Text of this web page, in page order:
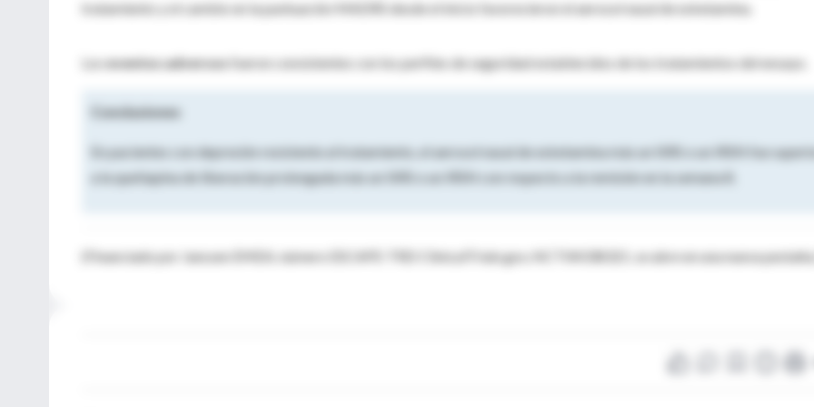
tratamiento y el cambio en la puntuación MADRS desde el inicio favorecieron el aerosol nasal de esketamina.
Loseventos adversosfueron consistentes con los perfiles de seguridad establecidos de los tratamientos del ensayo.
Conclusiones
En pacientes con depresión resistente al tratamiento, el aerosol nasal de esketamina más un ISRS o un IRSN fue
a la quetiapina de liberación prolongada más un ISRS o un IRSN con respecto a la remisión en la semana 8.
(Financiado por Janssen EMEA; número ESCAPE-TRD ClinicalTrials.gov, NCT04338321. se abre en una nueva